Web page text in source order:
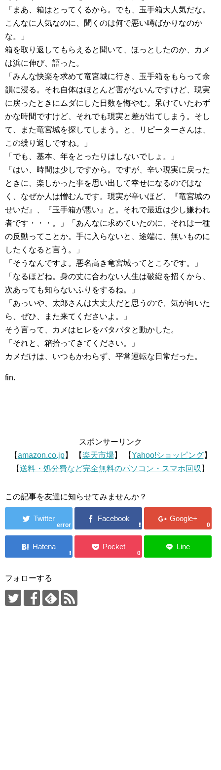
「まあ、箱はとってくるから。でも、玉手箱大人気だな。
こんなに人気なのに、聞くのは何で悪い噂ばかりなのか
な。」
箱を取り返してもらえると聞いて、ほっとしたのか、カメ
は浜に伸び、語った。
「みんな快楽を求めて竜宮城に行き、玉手箱をもらって余
韻に浸る。それ自体はほとんど害がないんですけど、現実
に戻ったときにムダにした日数を悔やむ。呆けていたわず
かな時間ですけど、それでも現実と差が出てしまう。そし
て、また竜宮城を探してしまう。と、リピーターさんは、
この繰り返しですね。」
「でも、基本、年をとったりはしないでしょ。」
「はい、時間は少しですから。ですが、辛い現実に戻った
ときに、楽しかった事を思い出して幸せになるのではな
く、なぜか人は憎むんです。現実が辛いほど、『竜宮城の
せいだ』、『玉手箱が悪い』と。それで最近は少し嫌われ
者です・・・。」「あんなに求めていたのに、それは一種
の反動ってことか。手に入らないと、途端に、無いものに
したくなると言う。」
「そうなんですよ。悪名高き竜宮城ってところです。」
「なるほどね。身の丈に合わない人生は破綻を招くから、
次あっても知らないふりをするね。」
「あっいや、太郎さんは大丈夫だと思うので、気が向いた
ら、ぜひ、また来てくださいよ。」
そう言って、カメはヒレをバタバタと動かした。
「それと、箱拾ってきてください。」
カメだけは、いつもかわらず、平常運転な日常だった。
fin.
スポンサーリンク
【amazon.co.jp】 【楽天市場】 【Yahoo!ショッピング】
【送料・処分費など完全無料のパソコン・スマホ回収 】
この記事を友達に知らせてみませんか？
error 0
0
フォローする